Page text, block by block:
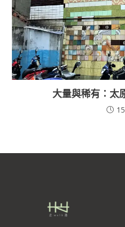
大量與稀有：太